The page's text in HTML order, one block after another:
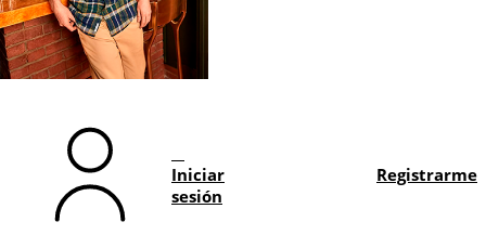
Iniciar
sesión
Registrarme